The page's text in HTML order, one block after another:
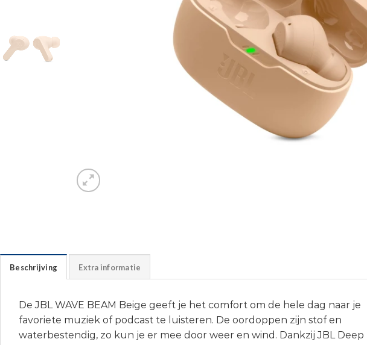
Beschrijving Extra informatie
De JBL WAVE BEAM Beige geeft je het comfort om de hele dag naar je
favoriete muziek of podcast te luisteren. De oordoppen zijn stof en
waterbestendig, zo kun je er mee door weer en wind. Dankzij JBL Deep